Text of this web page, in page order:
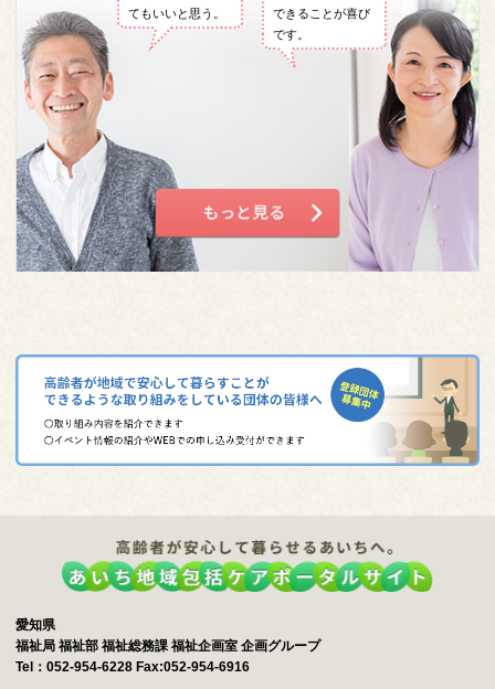
てもいいと思う。
できることが喜び
です。
愛知県
福祉局 福祉部 福祉総務課 福祉企画室 企画グループ
Tel：052-954-6228 Fax:052-954-6916